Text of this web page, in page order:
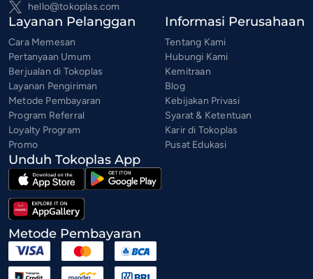
hello@tokoplas.com
Layanan Pelanggan
Cara Memesan
Pertanyaan Umum
Berjualan di Tokoplas
Layanan Pengiriman
Metode Pembayaran
Program Referral
Loyalty Program
Promo
Informasi Perusahaan
Tentang Kami
Hubungi Kami
Kemitraan
Blog
Kebijakan Privasi
Syarat & Ketentuan
Karir di Tokoplas
Pusat Edukasi
Unduh Tokoplas App
Metode Pembayaran